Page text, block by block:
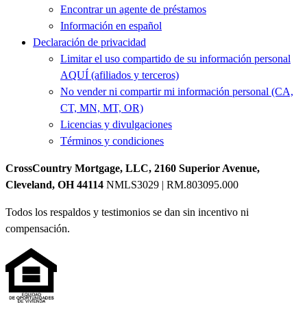
Encontrar un agente de préstamos
Información en español
Declaración de privacidad
Limitar el uso compartido de su información personal
AQUÍ (afiliados y terceros)
No vender ni compartir mi información personal (CA,
CT, MN, MT, OR)
Licencias y divulgaciones
Términos y condiciones
CrossCountry Mortgage, LLC, 2160 Superior Avenue,
Cleveland, OH 44114 NMLS3029 | RM.803095.000
Todos los respaldos y testimonios se dan sin incentivo ni
compensación.